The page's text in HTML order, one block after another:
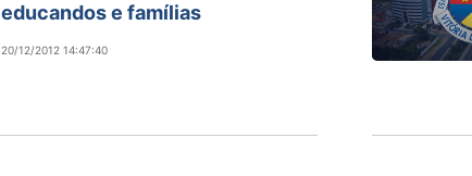
educandos e famílias
20/12/2012 14:47:40